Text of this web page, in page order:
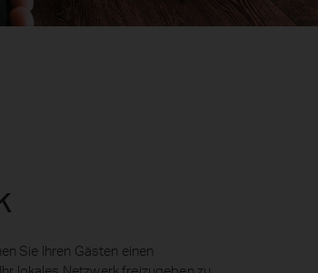
Sie Ihren Gästen einen